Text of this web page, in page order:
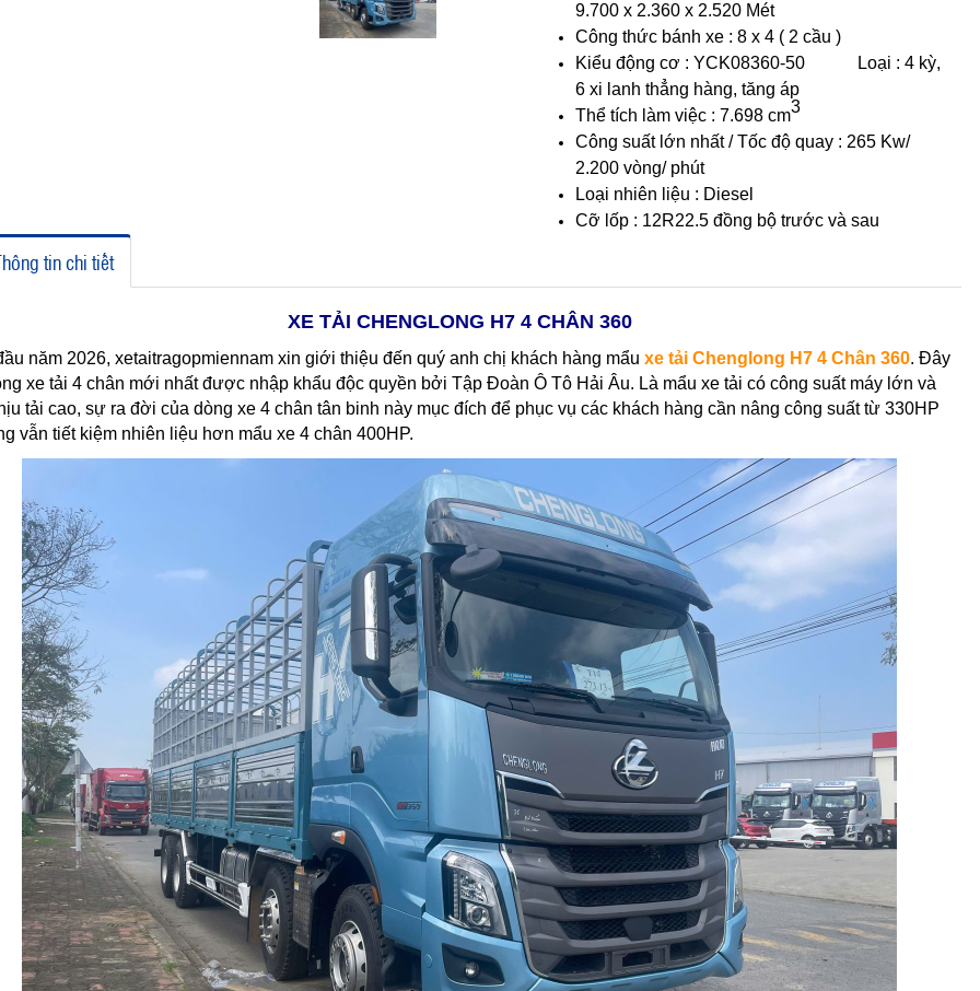
9.700 x 2.360 x 2.520 Mét
Công thức bánh xe : 8 x 4 ( 2 cầu )
Kiểu động cơ : YCK08360-50 Loại : 4 kỳ,
6 xi lanh thẳng hàng, tăng áp
Thể tích làm việc : 7.698 cm3
Công suất lớn nhất / Tốc độ quay : 265 Kw/
2.200 vòng/ phút
Loại nhiên liệu : Diesel
Cỡ lốp : 12R22.5 đồng bộ trước và sau
tin chi tiết
XE TẢI CHENGLONG H7 4 CHÂN 360
năm 2026, xetaitragopmiennam xin giới thiệu đến quý anh chị khách hàng mẩu xe tải Chenglong H7 4 Chân 360. Đây
xe tải 4 chân mới nhất được nhập khẩu độc quyền bởi Tập Đoàn Ô Tô Hải Âu. Là mẩu xe tải có công suất máy lớn và
tải cao, sự ra đời của dòng xe 4 chân tân binh này mục đích để phục vụ các khách hàng cần nâng công suất từ 330HP
vẫn tiết kiệm nhiên liệu hơn mẩu xe 4 chân 400HP.